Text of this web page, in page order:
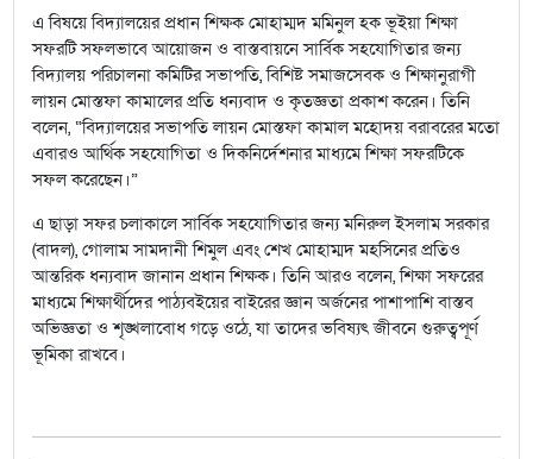
এ বিষয়ে বিদ্যালয়ের প্রধান শিক্ষক মোহাম্মদ মমিনুল হক ভূইয়া শিক্ষা
সফরটি সফলভাবে আয়োজন ও বাস্তবায়নে সার্বিক সহযোগিতার জন্য
বিদ্যালয় পরিচালনা কমিটির সভাপতি, বিশিষ্ট সমাজসেবক ও শিক্ষানুরাগী
লায়ন মোস্তফা কামালের প্রতি ধন্যবাদ ও কৃতজ্ঞতা প্রকাশ করেন। তিনি
বলেন, “বিদ্যালয়ের সভাপতি লায়ন মোস্তফা কামাল মহোদয় বরাবরের মতো
এবারও আর্থিক সহযোগিতা ও দিকনির্দেশনার মাধ্যমে শিক্ষা সফরটিকে
সফল করেছেন।”
এ ছাড়া সফর চলাকালে সার্বিক সহযোগিতার জন্য মনিরুল ইসলাম সরকার
(বাদল), গোলাম সামদানী শিমুল এবং শেখ মোহাম্মদ মহসিনের প্রতিও
আন্তরিক ধন্যবাদ জানান প্রধান শিক্ষক। তিনি আরও বলেন, শিক্ষা সফরের
মাধ্যমে শিক্ষার্থীদের পাঠ্যবইয়ের বাইরের জ্ঞান অর্জনের পাশাপাশি বাস্তব
অভিজ্ঞতা ও শৃঙ্খলাবোধ গড়ে ওঠে, যা তাদের ভবিষ্যৎ জীবনে গুরুত্বপূর্ণ
ভূমিকা রাখবে।